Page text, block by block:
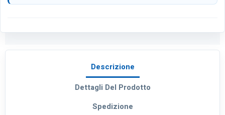
Descrizione
Dettagli Del Prodotto
Spedizione